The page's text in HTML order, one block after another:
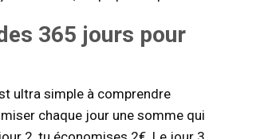
365 jours pour
ultra simple à comprendre
chaque jour une somme qui